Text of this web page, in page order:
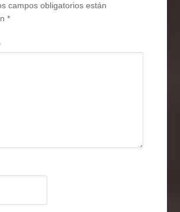
campos obligatorios están
*